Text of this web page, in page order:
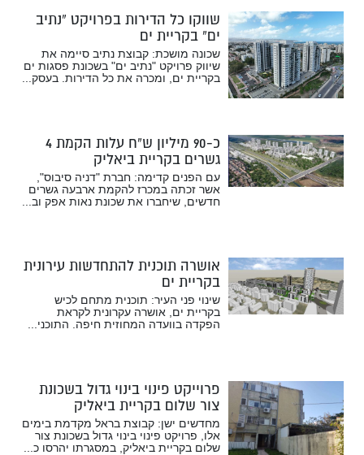
שווקו כל הדירות בפרויקט “נתיב
ים” בקריית ים
שכונה מושכת: קבוצת נתיב סיימה את
שיווק פרויקט "נתיב ים" בשכונת פסגות ים
בקריית ים, ומכרה את כל הדירות. בעסק...
כ-90 מיליון ש”ח עלות הקמת 4
גשרים בקריית ביאליק
עם הפנים קדימה: חברת "דניה סיבוס",
אשר זכתה במכרז להקמת ארבעה גשרים
חדשים, שיחברו את שכונת נאות אפק וב...
אושרה תוכנית להתחדשות עירונית
בקריית ים
שינוי פני העיר: תוכנית מתחם לכיש
בקריית ים, אושרה עקרונית לקראת
הפקדה בוועדה המחוזית חיפה. התוכני...
פרוייקט פינוי בינוי גדול בשכונת
צור שלום בקריית ביאליק
מחדשים ישן: קבוצת בראל מקדמת בימים
אלו, פרויקט פינוי בינוי גדול בשכונת צור
שלום בקריית ביאליק, במסגרתו יהרסו כ...